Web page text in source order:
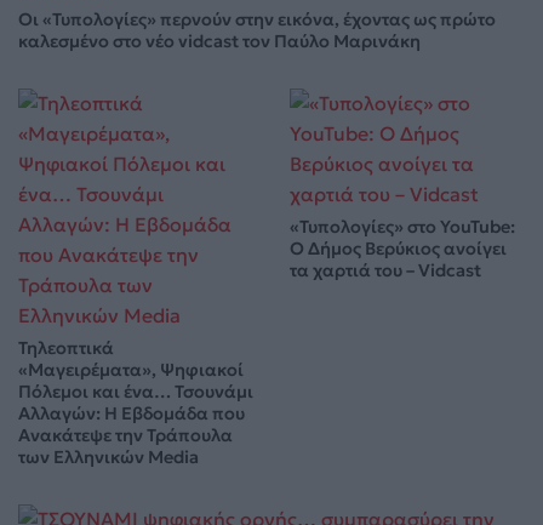
Οι «Τυπολογίες» περνούν στην εικόνα, έχοντας ως πρώτο
καλεσμένο στο νέο vidcast τον Παύλο Μαρινάκη
Τηλεοπτικά
«Μαγειρέματα», Ψηφιακοί
Πόλεμοι και ένα… Τσουνάμι
Αλλαγών: Η Εβδομάδα που
Ανακάτεψε την Τράπουλα
των Ελληνικών Media
«Τυπολογίες» στο YouTube:
Ο Δήμος Βερύκιος ανοίγει
τα χαρτιά του – Vidcast